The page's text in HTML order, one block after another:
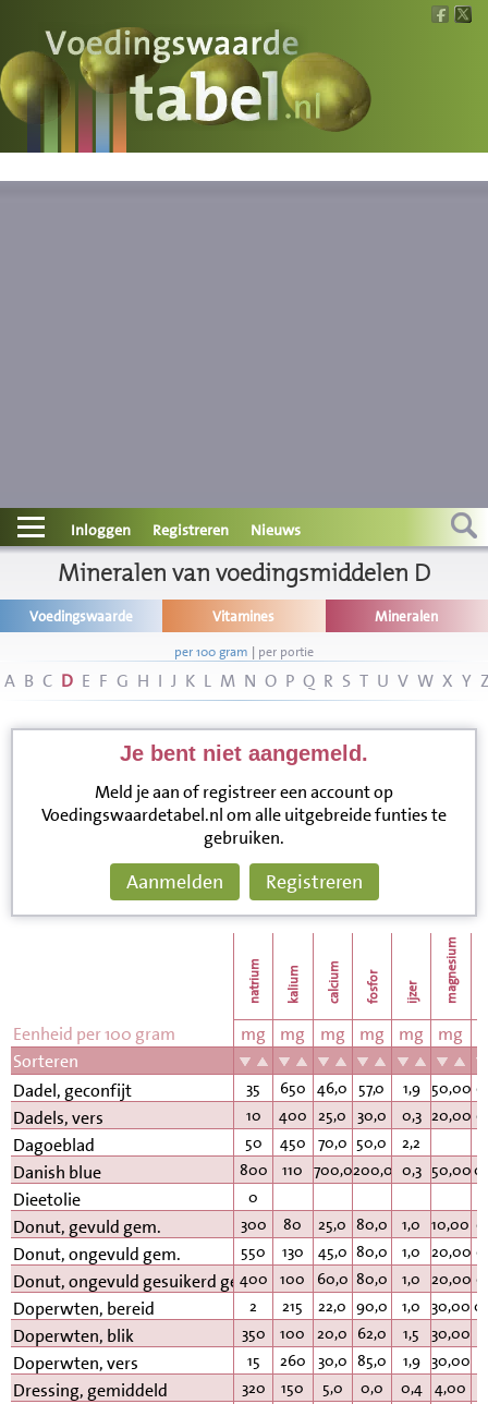
Voedingswaarde
Wat is wat?
Contact
Informatie
Disclaimer
Inloggen Registreren Nieuws
Mineralen van voedingsmiddelen D
Voedingswaarde Vitamines Mineralen
per 100 gram | per portie
A B C D E F G H I J K L M N O P Q R S T U V W X Y
Je bent niet aangemeld.
Meld je aan of registreer een account op
Voedingswaardetabel.nl om alle uitgebreide funties te
gebruiken.
Aanmelden Registreren
natrium kalium calcium fosfor ijzer magnesium
Eenheid per 100 gram mg mg mg mg mg mg
Sorteren
Dadel, geconfijt
35 650 46,0 57,0 1,9 50,00
Dadels, vers 10 400 25,0 30,0 0,3 20,00
Dagoeblad 50 450 70,0 50,0 2,2
Danish blue 800 110 700,0200,0 0,3 50,00
Dieetolie 0
Donut, gevuld gem. 300 80 25,0 80,0 1,0 10,00
Donut, ongevuld gem. 550 130 45,0 80,0 1,0 20,00
Donut, ongevuld gesuikerd gem.
400 100 60,0 80,0 1,0 20,00
Doperwten, bereid 2 215 22,0 90,0 1,0 30,00
Doperwten, blik 350 100 20,0 62,0 1,5 30,00
Doperwten, vers 15 260 30,0 85,0 1,9 30,00
Dressing, gemiddeld 320 150 5,0 0,0 0,4 4,00